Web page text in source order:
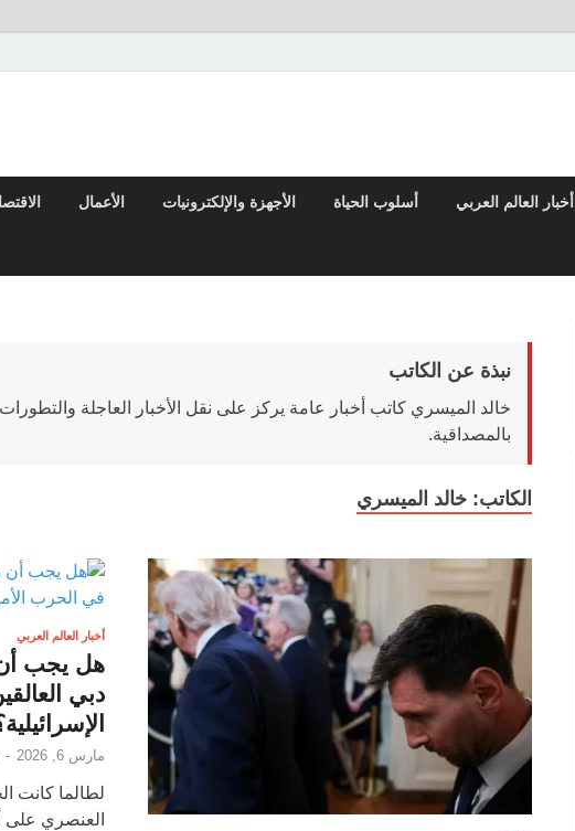
أخبار العالم العربي أسلوب الحياة الأجهزة والإلكترونيات الأعمال
نبذة عن الكاتب
خالد الميسري كاتب أخبار عامة يركز على نقل الأخبار العاجلة
بالمصداقية.
الكاتب: خالد الميسري
أخبار العالم العربي
هل يجب أن
دبي
مارس 6, 2026 -
لطالما كانت
العنصري